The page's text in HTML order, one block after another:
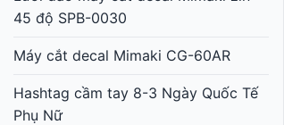
45 độ SPB-0030
Máy cắt decal Mimaki CG-60AR
Hashtag cầm tay 8-3 Ngày Quốc Tế
Phụ Nữ